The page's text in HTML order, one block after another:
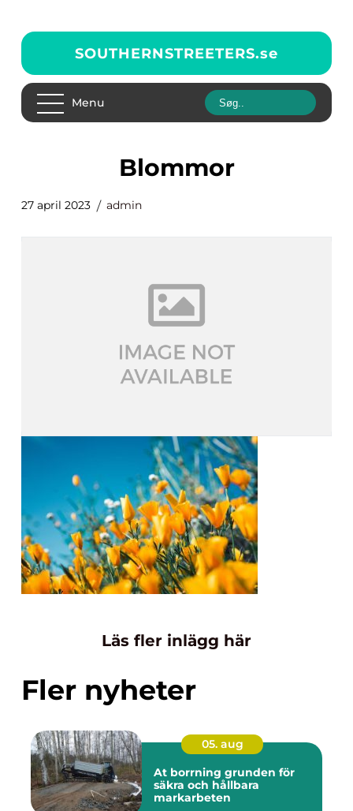
SOUTHERNSTREETERS.se
Menu
blommor
27 april 2023 admin
Läs fler inlägg här
Fler nyheter
05. aug
At borrning grunden för
säkra och hållbara
markarbeten